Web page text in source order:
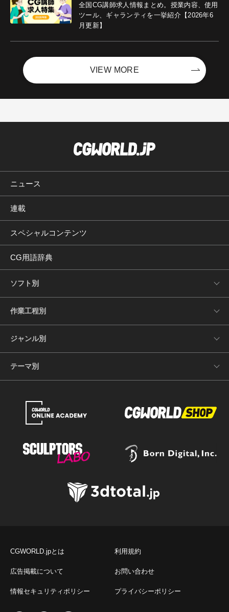
全国CG講師求人情報まとめ。授業内容、使用
ツール、ギャランティを一挙紹介【2026年6
月更新】
VIEW MORE
ニュース
連載
スペシャルコンテンツ
CG用語辞典
ソフト別
作業工程別
ジャンル別
テーマ別
CGWORLD.jpとは 利用規約
広告掲載について お問い合わせ
情報セキュリティポリシー プライバシーポリシー